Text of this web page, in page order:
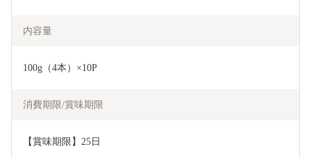
内容量
100g（4本）×10P
消費期限/賞味期限
【賞味期限】25日